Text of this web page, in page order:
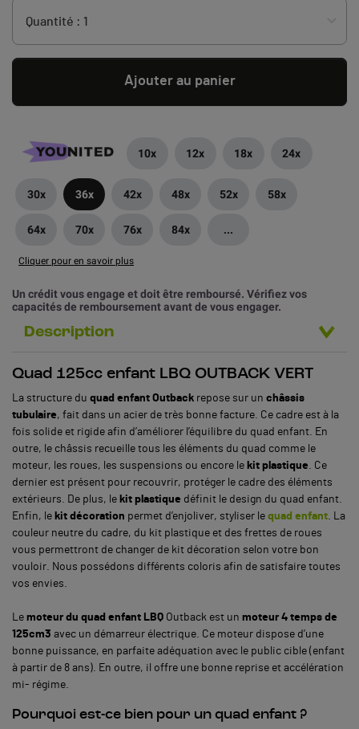
Ajouter au panier
10x 12x 18x 24x
30x 36x 42x 48x 52x 58x
64x 70x 76x 84x ...
Cliquer pour en savoir plus
Un crédit vous engage et doit être remboursé. Vérifiez vos
capacités de remboursement avant de vous engager.
Description
Quad 125cc enfant LBQ OUTBACK VERT
La structure du quad enfant Outback repose sur un châssis
tubulaire, fait dans un acier de très bonne facture. Ce cadre est à la
fois solide et rigide afin d’améliorer l’équilibre du quad enfant. En
outre, le châssis recueille tous les éléments du quad comme le
moteur, les roues, les suspensions ou encore le kit plastique . Ce
dernier est présent pour recouvrir, protéger le cadre des éléments
extérieurs. De plus, le kit plastique définit le design du quad enfant.
Enfin, le kit décoration permet d’enjoliver, styliser le quad enfant . La
couleur neutre du cadre, du kit plastique et des frettes de roues
vous permettront de changer de kit décoration selon votre bon
vouloir. Nous possédons différents coloris afin de satisfaire toutes
vos envies.
Le moteur du quad enfant LBQ Outback est un moteur 4 temps de
125cm3 avec un démarreur électrique. Ce moteur dispose d’une
bonne puissance, en parfaite adéquation avec le public cible (enfant
à partir de 8 ans). En outre, il offre une bonne reprise et accélération
mi- régime.
Pourquoi est-ce bien pour un quad enfant ?